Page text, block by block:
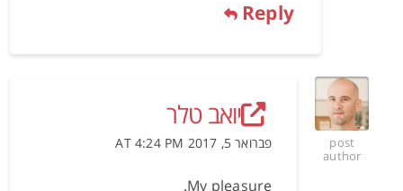
Reply
post
author
יואב טלר
פברואר 5, 2017 AT 4:24 PM
My pleasure.